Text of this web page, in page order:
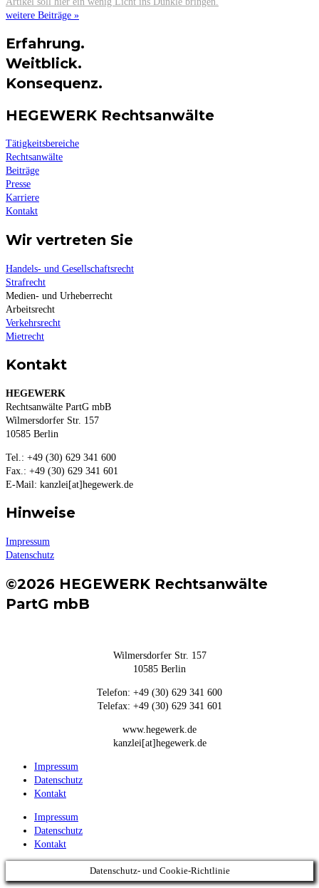
weitere Beiträge »
Erfahrung.
Weitblick.
Konsequenz.
HEGEWERK Rechtsanwälte
Tätigkeitsbereiche
Rechtsanwälte
Beiträge
Presse
Karriere
Kontakt
Wir vertreten Sie
Handels- und Gesellschaftsrecht
Strafrecht
Medien- und Urheberrecht
Arbeitsrecht
Verkehrsrecht
Mietrecht
Kontakt
HEGEWERK
Rechtsanwälte PartG mbB
Wilmersdorfer Str. 157
10585 Berlin
Tel.: +49 (30) 629 341 600
Fax.: +49 (30) 629 341 601
E-Mail: kanzlei[at]hegewerk.de
Hinweise
Impressum
Datenschutz
©2026 HEGEWERK Rechtsanwälte
PartG mbB
Wilmersdorfer Str. 157
10585 Berlin
Telefon: +49 (30) 629 341 600
Telefax: +49 (30) 629 341 601
www.hegewerk.de
kanzlei[at]hegewerk.de
Impressum
Datenschutz
Kontakt
Impressum
Datenschutz
Kontakt
Datenschutz- und Cookie-Richtlinie